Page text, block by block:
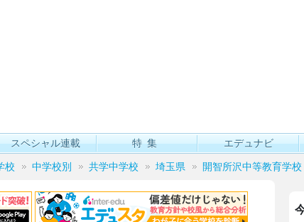
スペシャル連載 特集 エデュナビ
校 中学校別 共学中学校 埼玉県 開智所沢中等教育学校